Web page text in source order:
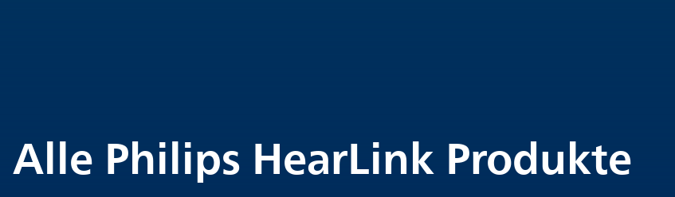
Alle Philips HearLink Produkte